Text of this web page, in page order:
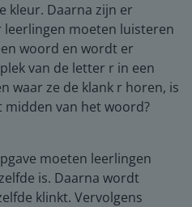
kleur. Daarna zijn er
moeten luisteren
woord en wordt er
van de letter r in een
waar ze de klank r horen, is
midden van het woord?
moeten leerlingen
is. Daarna wordt
klinkt. Vervolgens